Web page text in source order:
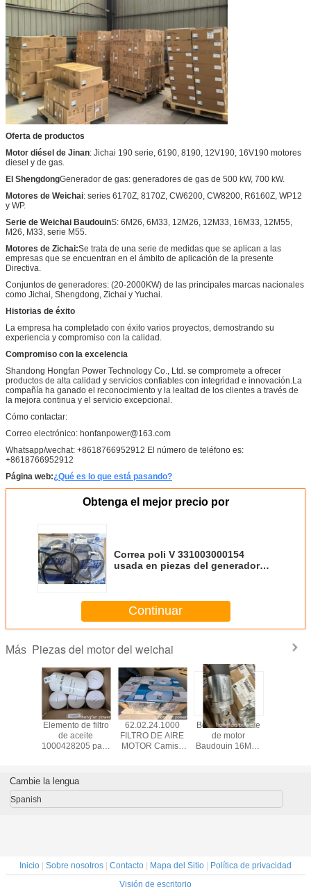
Oferta de productos
Motor diésel de Jinan: Jichai 190 serie, 6190, 8190, 12V190, 16V190 motores
diesel y de gas.
El ShengdongGenerador de gas: generadores de gas de 500 kW, 700 kW.
Motores de Weichai: series 6170Z, 8170Z, CW6200, CW8200, R6160Z, WP12
y WP.
Serie de Weichai BaudouinS: 6M26, 6M33, 12M26, 12M33, 16M33, 12M55,
M26, M33, serie M55.
Motores de Zichai:Se trata de una serie de medidas que se aplican a las
empresas que se encuentran en el ámbito de aplicación de la presente
Directiva.
Conjuntos de generadores: (20-2000KW) de las principales marcas nacionales
como Jichai, Shengdong, Zichai y Yuchai.
Historias de éxito
La empresa ha completado con éxito varios proyectos, demostrando su
experiencia y compromiso con la calidad.
Compromiso con la excelencia
Shandong Hongfan Power Technology Co., Ltd. se compromete a ofrecer
productos de alta calidad y servicios confiables con integridad e innovación.La
compañía ha ganado el reconocimiento y la lealtad de los clientes a través de
la mejora continua y el servicio excepcional.
Cómo contactar:
Correo electrónico: honfanpower@163.com
Whatsapp/wechat: +8618766952912 El número de teléfono es:
+8618766952912
Página web:¿Qué es lo que está pasando?
Obtenga el mejor precio por
Correa poli V 331003000154
usada en piezas del generador
Continuar
Más Piezas del motor del weichai
Elemento de filtro
de aceite
1000428205 para
6M33D633E200
62.02.24.1000
FILTRO DE AIRE
MOTOR Camisa
CW6200
Bomba de aceite
de motor
Baudouin 16M33
originales OEM
Cambie la lengua
Spanish
Inicio | Sobre nosotros | Contacto | Mapa del Sitio | Política de privacidad
Visión de escritorio